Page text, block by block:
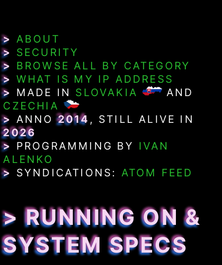
> MADE IN SLOVAKIA
AND
CZECHIA
> ANNO2014 , STILL ALIVE IN
2026
> PROGRAMMING BY IVAN
ALENKO
> SYNDICATIONS: ATOM FEED
> RUNNING ON &
SYSTEM SPECS
> ABOUT
> SECURITY
> BROWSE ALL BY CATEGORY
> WHAT IS MY IP ADDRESS